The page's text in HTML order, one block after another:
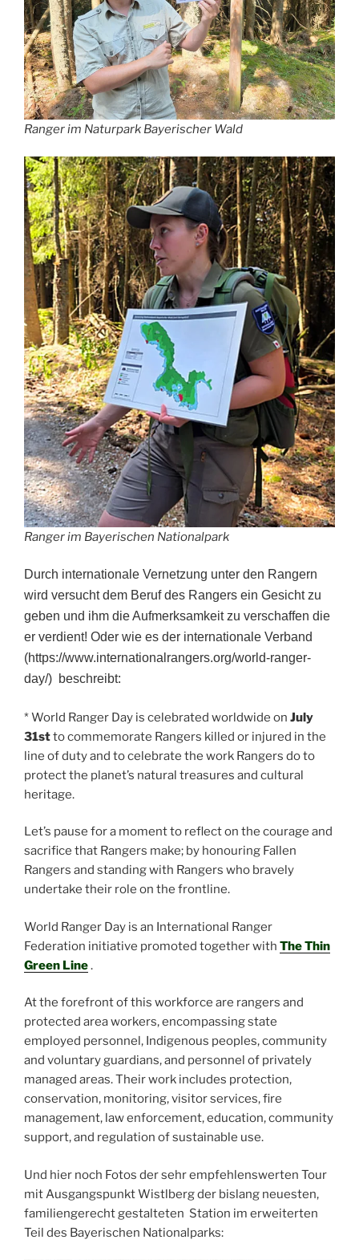
Ranger im Naturpark Bayerischer Wald
Ranger im Bayerischen Nationalpark
Durch internationale Vernetzung unter den Rangern
wird versucht dem Beruf des Rangers ein Gesicht zu
geben und ihm die Aufmerksamkeit zu verschaffen die
er verdient! Oder wie es der internationale Verband
(https://www.internationalrangers.org/world-ranger-
day/) beschreibt:
* World Ranger Day is celebrated worldwide on July
31stto commemorate Rangers killed or injured in the
line of duty and to celebrate the work Rangers do to
protect the planet’s natural treasures and cultural
heritage.
Let’s pause for a moment to reflect on the courage and
sacrifice that Rangers make; by honouring Fallen
Rangers and standing with Rangers who bravely
undertake their role on the frontline.
World Ranger Day is an International Ranger
Federation initiative promoted together with The Thin
Green Line.
At the forefront of this workforce are rangers and
protected area workers, encompassing state
employed personnel, Indigenous peoples, community
and voluntary guardians, and personnel of privately
managed areas. Their work includes protection,
conservation, monitoring, visitor services, fire
management, law enforcement, education, community
support, and regulation of sustainable use.
Und hier noch Fotos der sehr empfehlenswerten Tour
mit Ausgangspunkt Wistlberg der bislang neuesten,
familiengerecht gestalteten Station im erweiterten
Teil des Bayerischen Nationalparks: